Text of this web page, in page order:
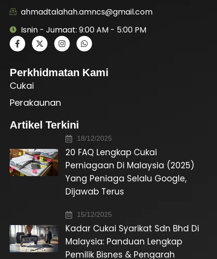
ahmadtalahah.amncs@gmail.com
Isnin - Jumaat: 9:00 AM - 5:00 PM
Perkhidmatan Kami
Cukai
Perakaunan
Artikel Terkini
18/12/2025
20 FAQ Lengkap Cukai
Perniagaan Di Malaysia (2025)
Yang Peniaga Selalu Google,
Dijawab Terus
15/12/2025
Kadar Cukai Syarikat Sdn Bhd Di
Malaysia: Panduan Lengkap
Pemilik Bisnes & Pengarah